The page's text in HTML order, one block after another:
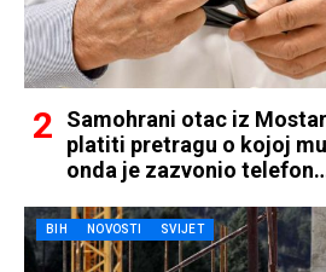
Samohrani otac iz
platiti pretragu o kojoj
onda je zazvonio
BIH NOVOSTI SVIJET